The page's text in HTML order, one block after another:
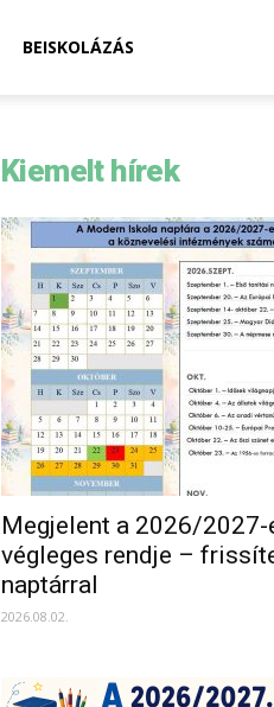
BEISKOLÁZÁS
Kiemelt hírek
Megjelent a 2026/2027-
végleges rendje –
naptárral
2026.08.02.